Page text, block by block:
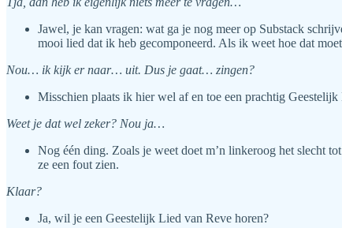
Jawel, je kan vragen: wat ga je nog meer op Substack
mooi lied dat ik heb gecomponeerd. Als ik weet hoe dat
Nou… ik kijk er naar… uit. Dus je gaat… zingen?
Misschien plaats ik hier wel af en toe een prachtig
Weet je dat wel zeker? Nou ja…
Nog één ding. Zoals je weet doet m’n linkeroog het slecht
ze een fout zien.
Klaar?
Ja, wil je een Geestelijk Lied van Reve horen?